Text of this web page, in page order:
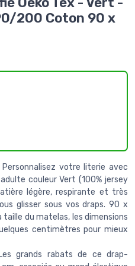
200 Coton 90 x
Personnalisez votre literie avec
couleur Vert (100% jersey
légère, respirante et très
glisser sous vos draps. 90 x
du matelas, les dimensions
centimètres pour mieux
Les grands rabats de ce drap-